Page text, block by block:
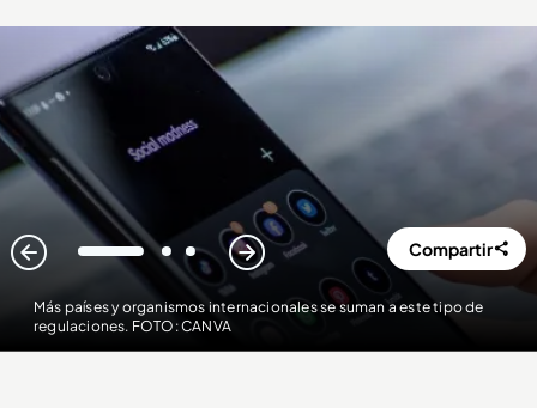
Más países y organismos internacionales se suman a este tipo de
regulaciones. FOTO: CANVA
1 2 3 Compartir